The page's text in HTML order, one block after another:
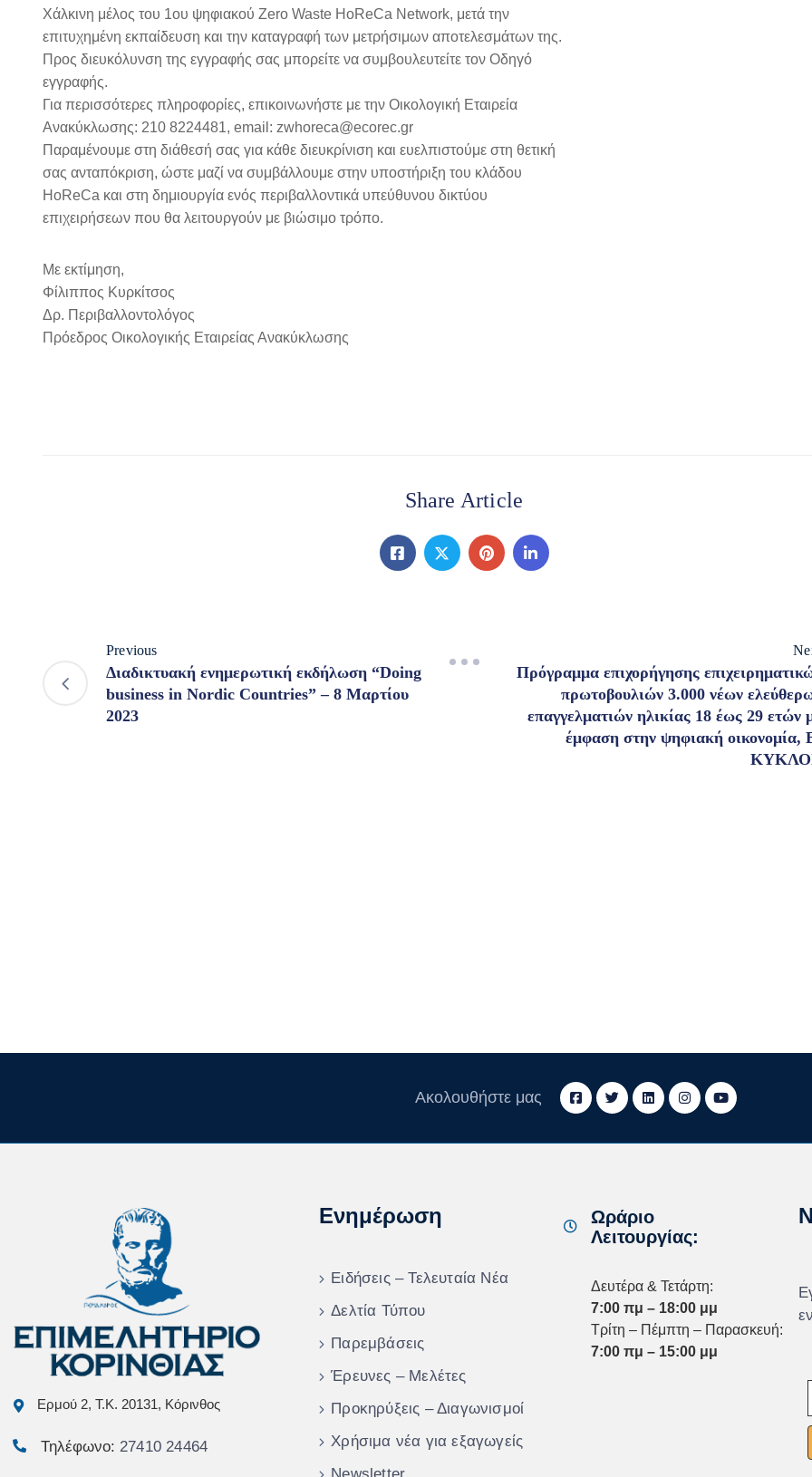
Χάλκινη μέλος του 1ου ψηφιακού Zero Waste HoReCa Network, μετά την
επιτυχημένη εκπαίδευση και την καταγραφή των μετρήσιμων αποτελεσμάτων της.
Προς διευκόλυνση της εγγραφής σας μπορείτε να συμβουλευτείτε τον Οδηγό
εγγραφής.
Για περισσότερες πληροφορίες, επικοινωνήστε με την Οικολογική Εταιρεία
Ανακύκλωσης: 210 8224481, email: zwhoreca@ecorec.gr
Παραμένουμε στη διάθεσή σας για κάθε διευκρίνιση και ευελπιστούμε στη θετική
σας ανταπόκριση, ώστε μαζί να συμβάλλουμε στην υποστήριξη του κλάδου
HoReCa και στη δημιουργία ενός περιβαλλοντικά υπεύθυνου δικτύου
επιχειρήσεων που θα λειτουργούν με βιώσιμο τρόπο.
Με εκτίμηση,
Φίλιππος Κυρκίτσος
Δρ. Περιβαλλοντολόγος
Πρόεδρος Οικολογικής Εταιρείας Ανακύκλωσης
Share Article
Previous
Διαδικτυακή ενημερωτική εκδήλωση “Doing
business in Nordic Countries” – 8 Μαρτίου
2023
Πρόγραμμα επιχορήγησης
πρωτοβουλιών 3.000 νέων
επαγγελματιών ηλικίας 18 έως 29 ετών
έμφαση στην ψηφιακή οικονομία,
Ακολουθήστε μας
Ερμού 2, Τ.Κ. 20131, Κόρινθος
Τηλέφωνο: 27410 24464
Ενημέρωση
Ειδήσεις – Τελευταία Νέα
Δελτία Τύπου
Παρεμβάσεις
Έρευνες – Μελέτες
Προκηρύξεις – Διαγωνισμοί
Χρήσιμα νέα για εξαγωγείς
Ωράριο
Λειτουργίας:
Δευτέρα & Τετάρτη:
7:00 πμ – 18:00 μμ
Τρίτη – Πέμπτη – Παρασκευή:
7:00 πμ – 15:00 μμ